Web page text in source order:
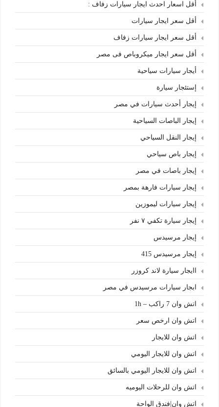
أقل اسعار احدث ايجار سيارات زفاف :
أقل سعر ايجار سيارات
أقل سعر ايجار سيارات زفاف
أقل سعر ايجار ميكروباص فى مصر
أيجار سيارات سياحية
إستئجار سيارة
إيجار أحدث سيارات في مصر
إيجار الباصات السياحية
إيجار النقل السياحي
إيجار باص سياحي
إيجار باصات في مصر
إيجار سيارات فارهة بمصر
إيجار سيارات ليموزين
إيجار سيارة تكفي ٧ نفر
إيجار مرسيدس
إيجار مرسيدس 415
اايجار سيارة لاند كروزر
ابجار سيارات مرسيدس في مصر
اتش وان 7 راكب – 1h
اتش وان ارخص سعر
اتش وان للايجار
اتش وان للايجار اليومي
اتش وان للايجار اليومي بالسائق
اتش وان للرحلات اليوميه
اتش وان|فندق الواحة